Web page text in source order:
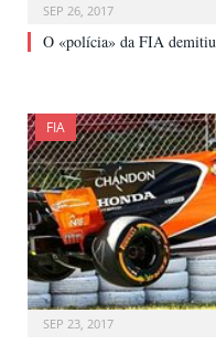
SEP 26, 2017
O «polícia» da FIA
FIA
SEP 23, 2017